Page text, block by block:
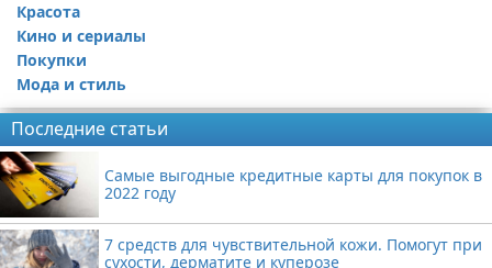
Красота
Кино и сериалы
Покупки
Мода и стиль
Последние статьи
Самые выгодные кредитные карты для покупок в
2022 году
7 средств для чувствительной кожи. Помогут при
сухости, дерматите и куперозе